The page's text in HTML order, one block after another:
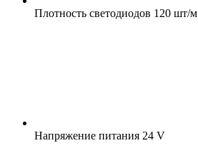
Плотность светодиодов 120 шт/м
Напряжение питания 24 V